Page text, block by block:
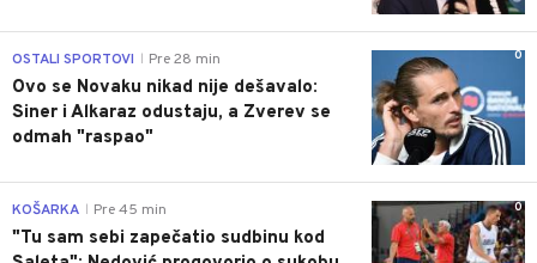
0
OSTALI SPORTOVI Pre 28 min
Ovo se Novaku nikad nije dešavalo:
Siner i Alkaraz odustaju, a Zverev se
odmah "raspao"
0
KOŠARKA Pre 45 min
"Tu sam sebi zapečatio sudbinu kod